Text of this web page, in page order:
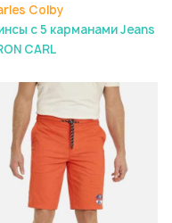
Colby
с 5 карманами Jeans
CARL